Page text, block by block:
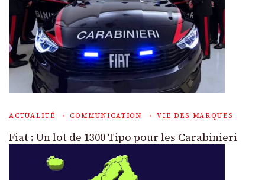
ACTUALITÉ COMMUNICATION VIE DES MARQUES
Fiat : Un lot de 1300 Tipo pour les Carabinieri